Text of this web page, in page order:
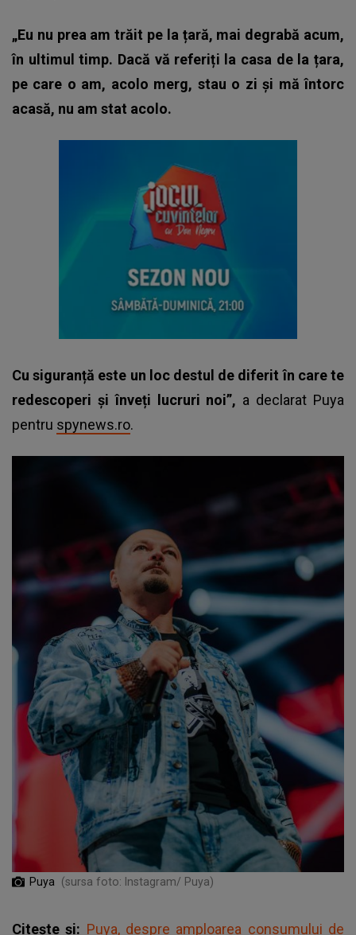
„Eu nu prea am trăit pe la țară, mai degrabă acum,
în ultimul timp. Dacă vă referiți la casa de la țara,
pe care o am, acolo merg, stau o zi și mă întorc
acasă, nu am stat acolo.
Cu siguranță este un loc destul de diferit în care te
redescoperi și înveți lucruri noi”, a declarat Puya
pentru spynews.ro.
Puya (sursa foto: Instagram/ Puya)
Citește și: Puya, despre amploarea consumului de